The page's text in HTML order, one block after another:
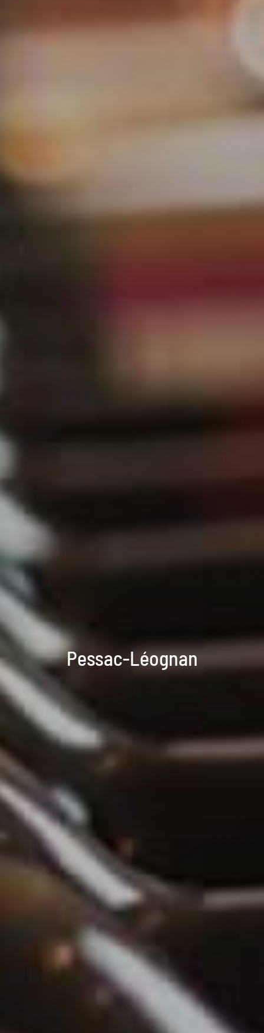
Pessac-Léognan